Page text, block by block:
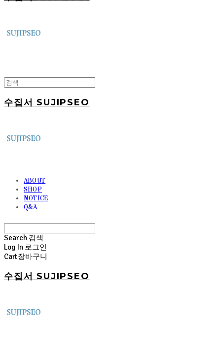
수집서 SUJIPSEO
ABOUT
SHOP
NOTICE
Q&A
Search 검색
Log In 로그인
Cart장바구니
수집서 SUJIPSEO